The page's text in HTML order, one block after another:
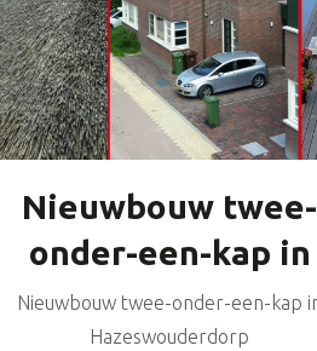
Nieuwbouw twee-
onder-een-kap in
Hazeswouderdorp
Nieuwbouw twee-onder-een-kap
Hazeswouderdorp